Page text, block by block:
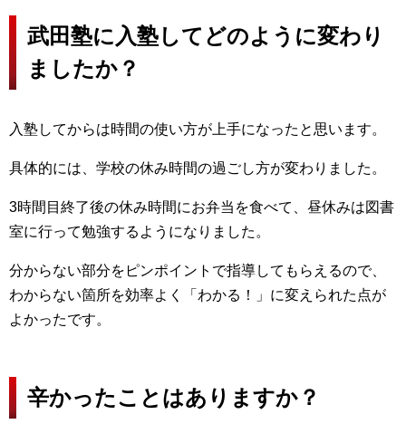
武田塾に入塾してどのように変わり
ましたか？
入塾してからは時間の使い方が上手になったと思います。
具体的には、学校の休み時間の過ごし方が変わりました。
3時間目終了後の休み時間にお弁当を食べて、昼休みは図書
室に行って勉強するようになりました。
分からない部分をピンポイントで指導してもらえるので、
わからない箇所を効率よく「わかる！」に変えられた点が
よかったです。
辛かったことはありますか？